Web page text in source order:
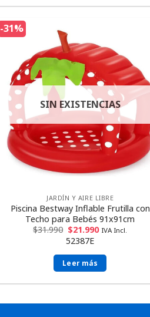
-31%
SIN EXISTENCIAS
JARDÍN Y AIRE LIBRE
Piscina Bestway Inflable Frutilla con
Techo para Bebés 91x91cm
$31.990 $21.990 IVA Incl.
52387E
Leer más